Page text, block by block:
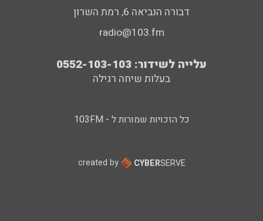
דבורה הנביאה 6, רמת השרון
radio@103.fm
עלייה לשידור: 0552-103-103
בעלות שיחה רגילה
כל הזכויות שמורות ל - 103FM
created by CYBERSERVE